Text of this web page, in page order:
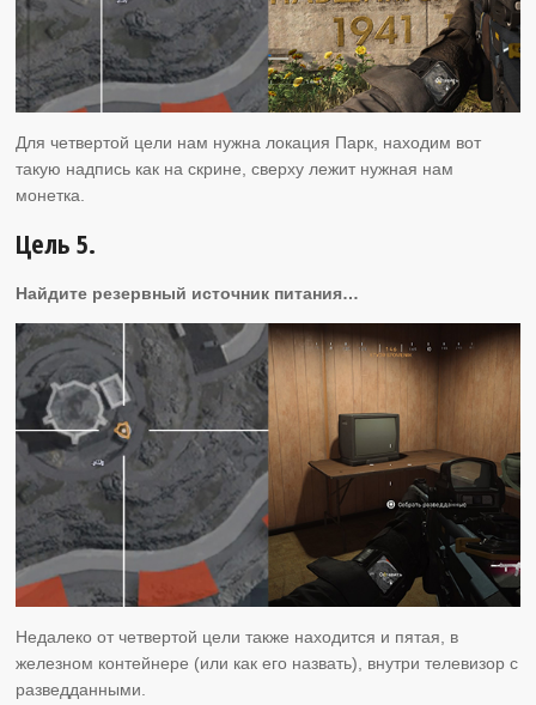
Для четвертой цели нам нужна локация Парк, находим вот
такую надпись как на скрине, сверху лежит нужная нам
монетка.
Цель 5.
Найдите резервный источник питания…
Недалеко от четвертой цели также находится и пятая, в
железном контейнере (или как его назвать), внутри телевизор с
разведданными.